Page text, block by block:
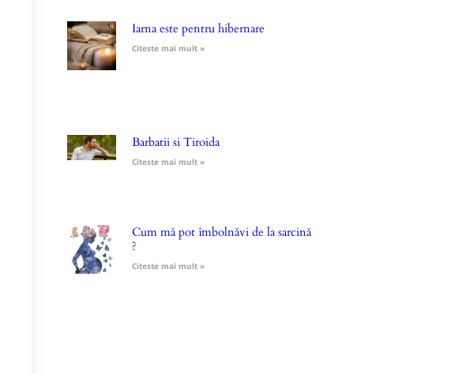
Iarna este pentru hibernare
Citeste mai mult »
Barbatii si Tiroida
Citeste mai mult »
Cum mă pot îmbolnăvi de la sarcină
?
Citeste mai mult »